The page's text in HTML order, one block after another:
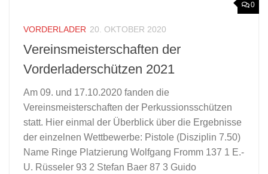
0
VORDERLADER 20. OKTOBER 2020
Vereinsmeisterschaften der
Vorderladerschützen 2021
Am 09. und 17.10.2020 fanden die
Vereinsmeisterschaften der Perkussionsschützen
statt. Hier einmal der Überblick über die Ergebnisse
der einzelnen Wettbewerbe: Pistole (Disziplin 7.50)
Name Ringe Platzierung Wolfgang Fromm 137 1 E.-
U. Rüsseler 93 2 Stefan Baer 87 3 Guido